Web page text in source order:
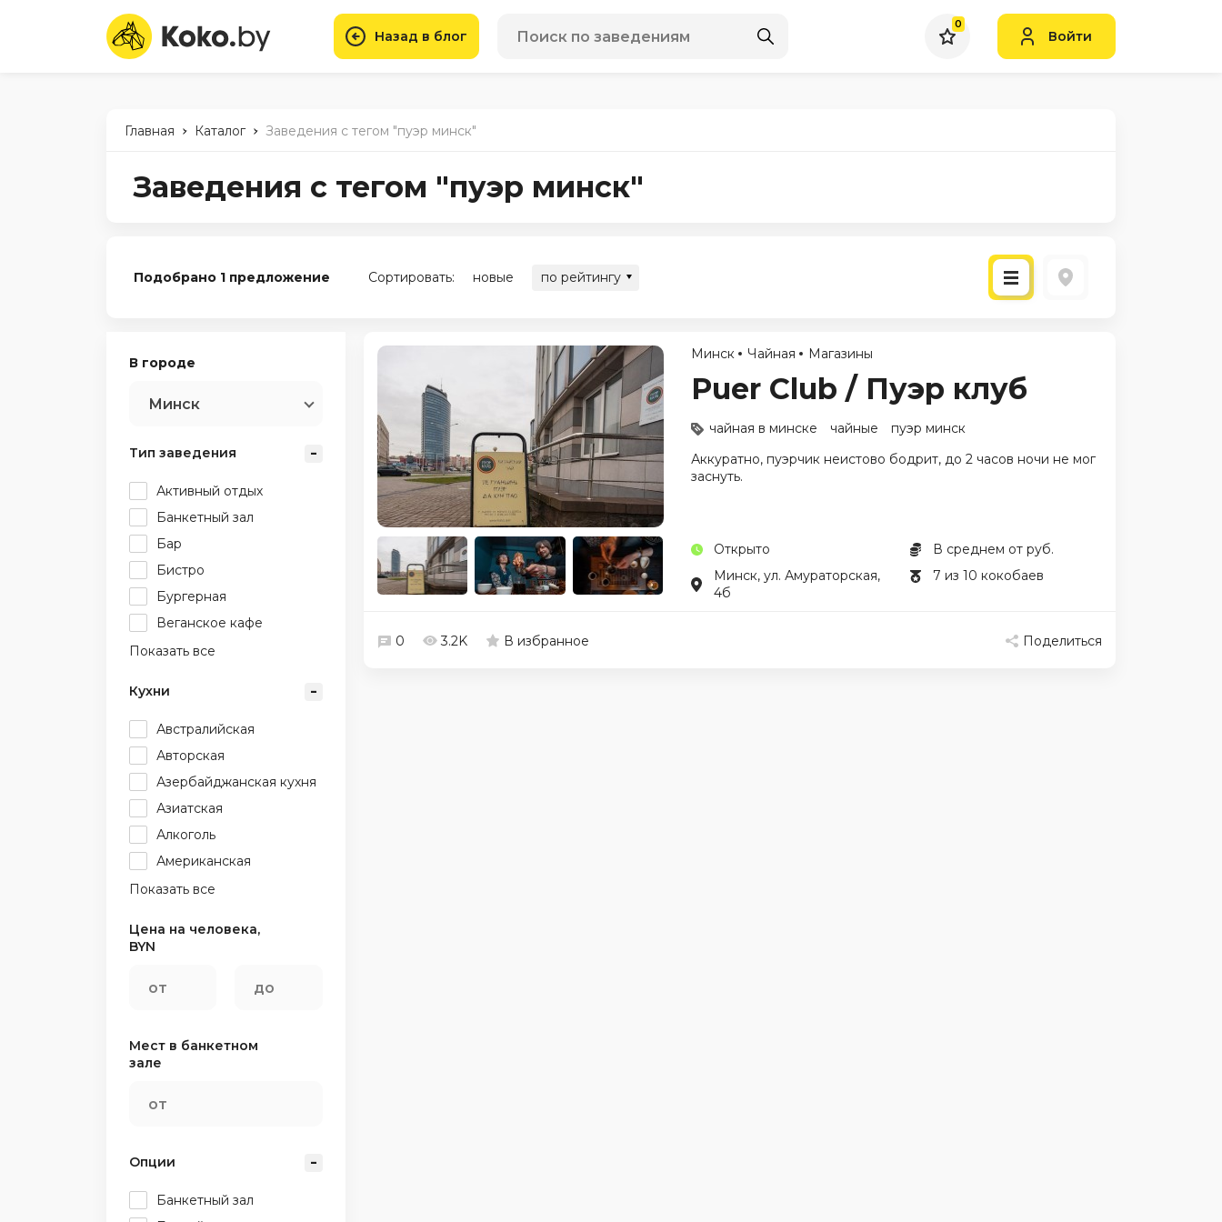
Назад в блог
0
Войти
Главная - Каталог - Заведения с тегом "пуэр минск"
Заведения с тегом "пуэр минск"
Подобрано 1 предложение Сортировать: новые по рейтингу
В городе
Минск
Тип заведения
Активный отдых
Банкетный зал
Бар
Бистро
Бургерная
Веганское кафе
Показать все
Кухни
Австралийская
Авторская
Азербайджанская кухня
Азиатская
Алкоголь
Американская
Показать все
Цена на человека,
BYN
Мест в банкетном
зале
Опции
Банкетный зал
Минск Чайная Магазины
Puer Club / Пуэр клуб
чайная в минске чайные
пуэр минск
Аккуратно, пуэрчик неистово бодрит, до 2 часов ночи не мог
заснуть.
Открыто
В среднем от руб.
Минск, ул. Амураторская,
4б
7 из 10 кокобаев
0 3.2K В избранное Поделиться